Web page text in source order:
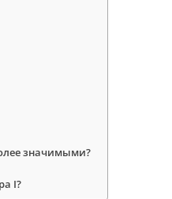
значимыми?
I?